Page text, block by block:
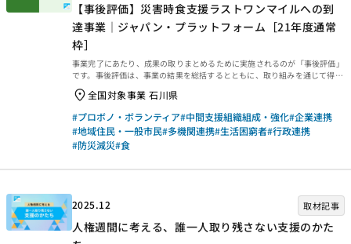
【事後評価】災害時食支援ラストワンマイルへの到
達事業｜ジャパン・プラットフォーム［21年度通常
枠］
事業完了にあたり、成果の取りまとめるために実施されるのが「事後評価」
です。事後評価は、事業の結果を総括するとともに、取り組みを通じて得ら
れた学びを今後に生かせるよう、提言や知見・教訓を整理するために行われ
ます。今回は、2025年3月末に事業完了した2021年度通常枠【災害時食支
援ラストワンマイルへの到達事業｜ジャパン・プラットフォーム［21年度
通常枠］】の事後評価報告書をご紹介します。ぜひご覧ください。 事業概要
等 事業概要などは、以下のページからご覧ください。 事後評価報告 事後評
価報告書は、以下の外部リンクからご覧ください。 ・資金分配団体 ・実行
全国対象事業 石川県
#プロボノ・ボランティア#中間支援組織組成・強化#企業連携
#地域住民・一般市民#多機関連携#生活困窮者#行政連携
#防災減災#食
2025.12 取材記事
人権週間に考える、誰一人取り残さない支援のかた